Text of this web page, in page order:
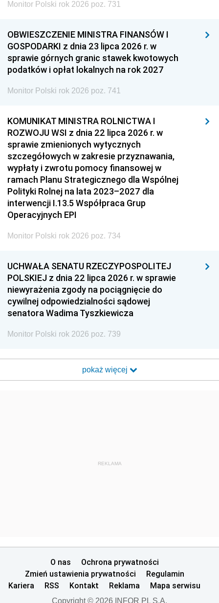
Monitor Polski rok 2026 poz. 731
OBWIESZCZENIE MINISTRA FINANSÓW I
GOSPODARKI z dnia 23 lipca 2026 r. w
sprawie górnych granic stawek kwotowych
podatków i opłat lokalnych na rok 2027
Monitor Polski rok 2026 poz. 741
KOMUNIKAT MINISTRA ROLNICTWA I
ROZWOJU WSI z dnia 22 lipca 2026 r. w
sprawie zmienionych wytycznych
szczegółowych w zakresie przyznawania,
wypłaty i zwrotu pomocy finansowej w
ramach Planu Strategicznego dla Wspólnej
Polityki Rolnej na lata 2023–2027 dla
interwencji I.13.5 Współpraca Grup
Operacyjnych EPI
Monitor Polski rok 2026 poz. 734
UCHWAŁA SENATU RZECZYPOSPOLITEJ
POLSKIEJ z dnia 22 lipca 2026 r. w sprawie
niewyrażenia zgody na pociągnięcie do
cywilnej odpowiedzialności sądowej
senatora Wadima Tyszkiewicza
Monitor Polski rok 2026 poz. 739
pokaż więcej
REKLAMA
O nas
Ochrona prywatności
Zmień ustawienia prywatności
Regulamin
Kariera
RSS Kontakt Reklama Mapa serwisu
Copyright © 2026 INFOR PL S.A.